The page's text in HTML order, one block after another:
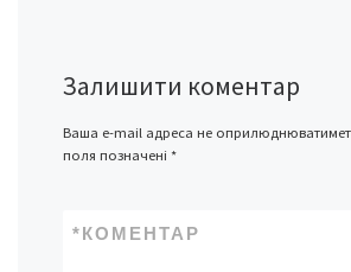
Залишити коментар
Ваша e-mail адреса не
поля позначені *
КОМЕНТАР
*